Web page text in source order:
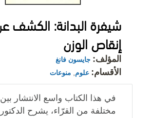
شيفرة البدانة: الكشف
إنقاص الوزن
المؤلف: جايسون فانغ
الأقسام: علوم منوعات
في هذا الكتاب واسع الانتشار
مختلفة من القرّاء، يشرح الدكتور